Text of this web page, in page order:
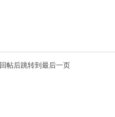
回帖后跳转到最后一页